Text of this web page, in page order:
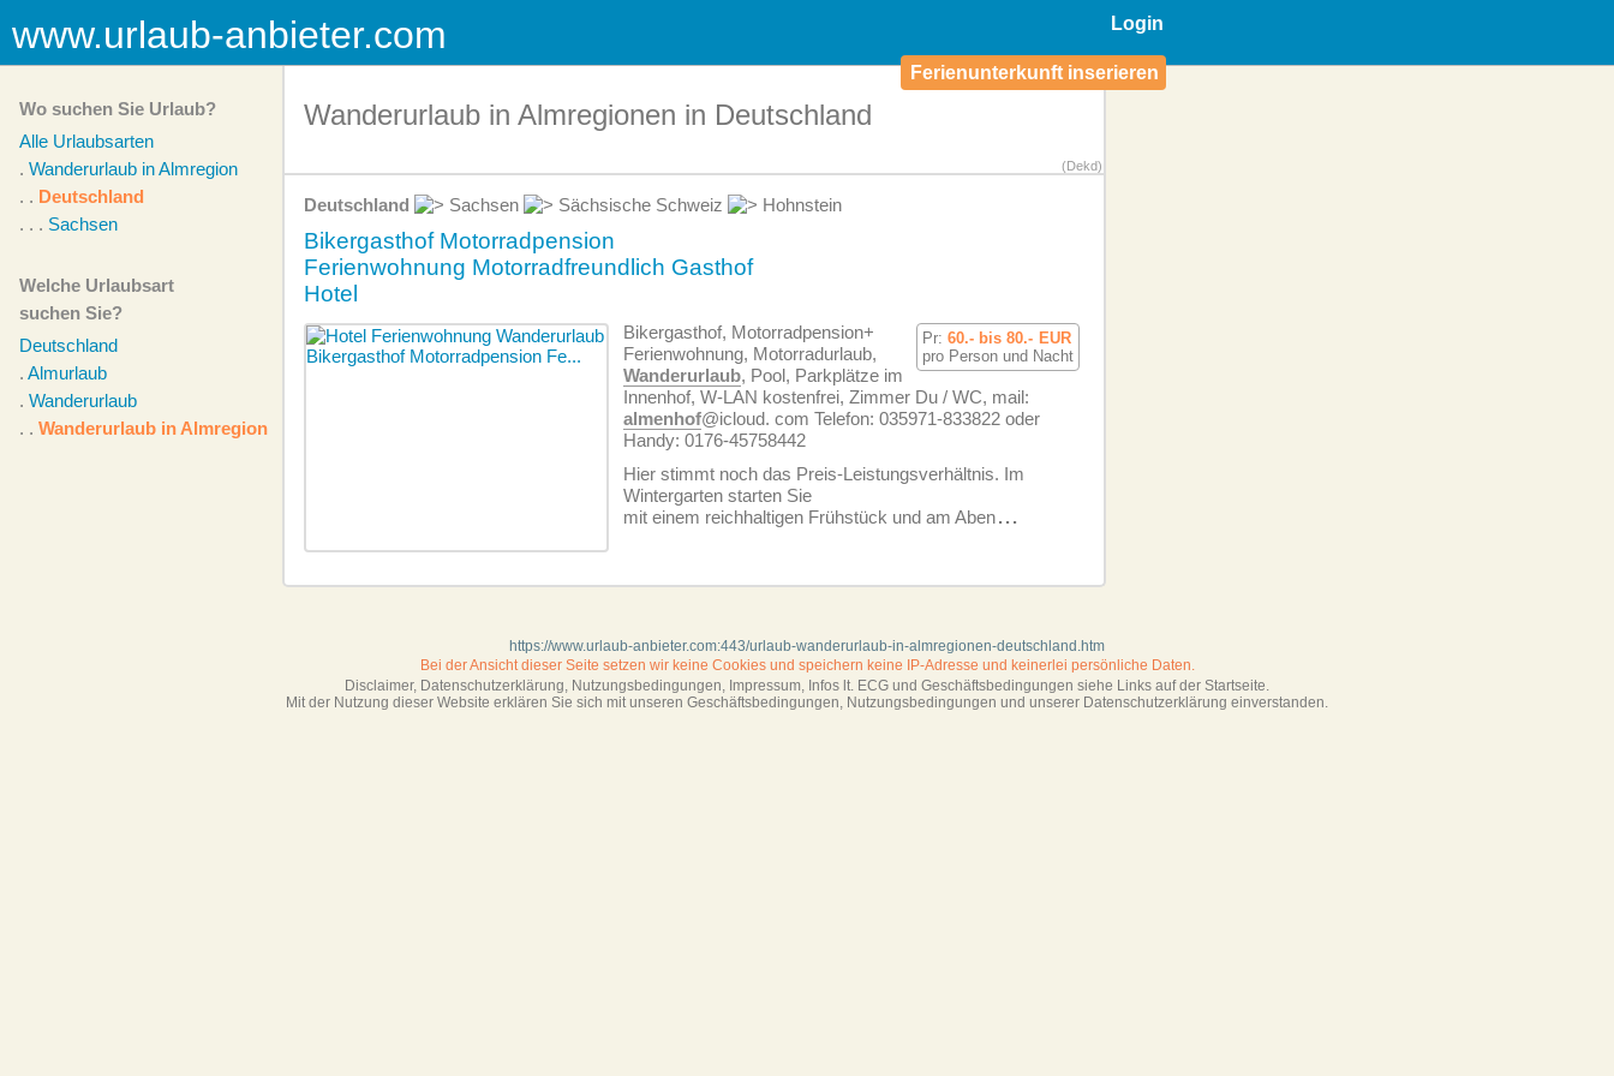
Login
Ferienunterkunft inserieren
www.urlaub-anbieter.com
Wo suchen Sie Urlaub?
Alle Urlaubsarten
. Wanderurlaub in Almregion
. . Deutschland
. . . Sachsen
Welche Urlaubsart
suchen Sie?
Deutschland
. Almurlaub
. Wanderurlaub
. . Wanderurlaub in Almregion
Wanderurlaub in Almregionen in Deutschland
(Dekd)
Deutschland Sachsen Sächsische Schweiz Hohnstein
Bikergasthof Motorradpension
Ferienwohnung Motorradfreundlich Gasthof
Hotel
Pr: 60.- bis 80.- EUR
pro Person und Nacht
Bikergasthof, Motorradpension+
Ferien­wohnung, Motorradurlaub,
Wanderurlaub, Pool, Parkplätze im
Innenhof, W-LAN kostenfrei, Zimmer Du / WC, mail:
almenhof@icloud. com Telefon: 035971-833822 oder
Handy: 0176-45758442
Hier stimmt noch das Preis-Leistungsverhältnis. Im
Wintergarten starten Sie
mit einem reichhaltigen Frühstück und am Aben...
https://www.urlaub-anbieter.com:443/urlaub-wanderurlaub-in-almregionen-deutschland.htm
Bei der Ansicht dieser Seite setzen wir keine Cookies und speichern keine IP-Adresse und keinerlei persönliche Daten.
Disclaimer, Datenschutzerklärung, Nutzungsbedingungen, Impressum, Infos lt. ECG und Geschäftsbedingungen siehe Links auf der Startseite.
Mit der Nutzung dieser Website erklären Sie sich mit unseren Geschäftsbedin­gungen, Nutzungsbedingungen und unserer Datenschutzerklärung einverstanden.